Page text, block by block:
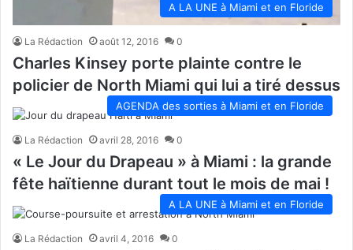
A LA UNE à Miami et en Floride
La Rédaction août 12, 2016 0
Charles Kinsey porte plainte contre le
policier de North Miami qui lui a tiré dessus
AGENDA des sorties à Miami et en Floride
La Rédaction avril 28, 2016 0
« Le Jour du Drapeau » à Miami : la grande
fête haïtienne durant tout le mois de mai !
A LA UNE à Miami et en Floride
La Rédaction avril 4, 2016 0